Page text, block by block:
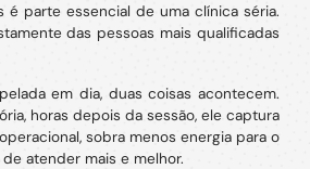
é parte essencial de uma clínica séria.
das pessoas mais qualificadas
em dia, duas coisas acontecem.
horas depois da sessão, ele captura
sobra menos energia para o
atender mais e melhor.